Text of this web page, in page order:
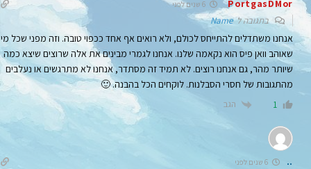
PortgasDMor
בתגובה לName
אנחנו משתדלים להתייחס לכולם, ולא רואים אף אחד ככפוי טובה. וזה מפני שכל מי
שאוהב וואן פיס הוא נקאמה שלנו. אנחנו לגמרי מבינים את אלה שרוצים שיצא כמה
שיותר מהר, גם אנחנו רוצים. לא תמיד זה מסתדר, אנחנו לא מתרגשים או נעלבים
מהתגובות של חסרי הסבלנות. לוקחים הכל בהבנה. 🙂
1 הגב
.. 6 שנים לפני